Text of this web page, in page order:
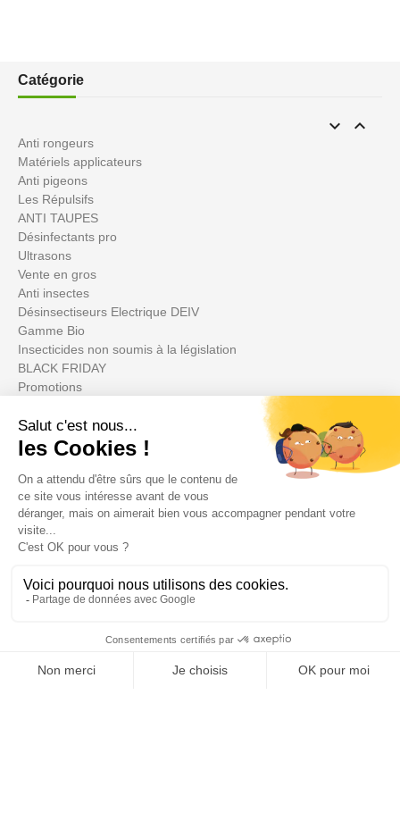
Catégorie
 
Anti rongeurs
Matériels applicateurs
Anti pigeons
Les Répulsifs
ANTI TAUPES
Désinfectants pro
Ultrasons
Vente en gros
Anti insectes
Désinsectiseurs Electrique DEIV
Gamme Bio
Insecticides non soumis à la législation
BLACK FRIDAY
Promotions
Ihr Konto
Informations
